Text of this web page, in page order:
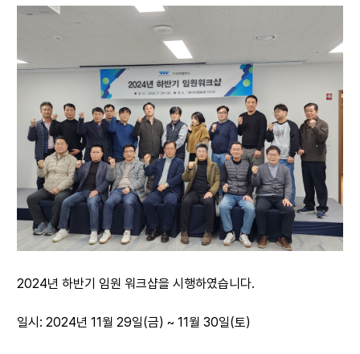
2024년 하반기 임원 워크샵을 시행하였습니다.
일시: 2024년 11월 29일(금) ~ 11월 30일(토)